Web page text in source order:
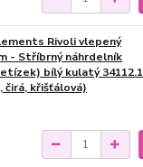
Rivoli vlepený
- Stříbrný náhrdelník
bílý kulatý 34112.1
čirá, křišťálová)